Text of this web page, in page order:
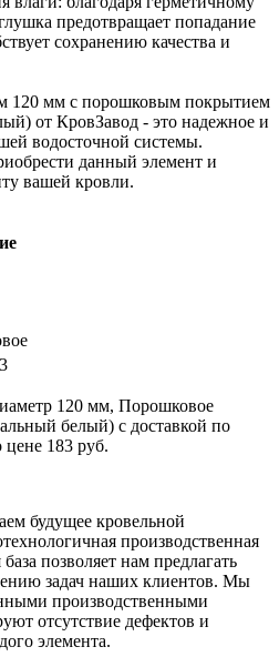
предотвращает попадание
сохранению качества и
120 мм с порошковым покрытием
от КровЗавод - это надежное и
водосточной системы.
данный элемент и
вашей кровли.
120 мм, Порошковое
белый) с доставкой по
183 руб.
будущее кровельной
производственная
позволяет нам предлагать
задач наших клиентов. Мы
производственными
отсутствие дефектов и
элемента.